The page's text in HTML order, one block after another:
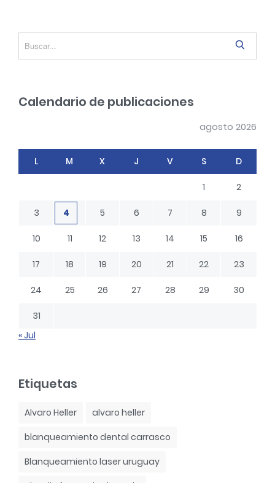
e
Calendario de publicaciones
agosto 2026
L M X J V S D
1 2
3 4 5 6 7 8 9
10 11 12 13 14 15 16
17 18 19 20 21 22 23
24 25 26 27 28 29 30
31
« Jul
Etiquetas
Alvaro Heller
alvaro heller
blanqueamiento dental carrasco
Blanqueamiento laser uruguay